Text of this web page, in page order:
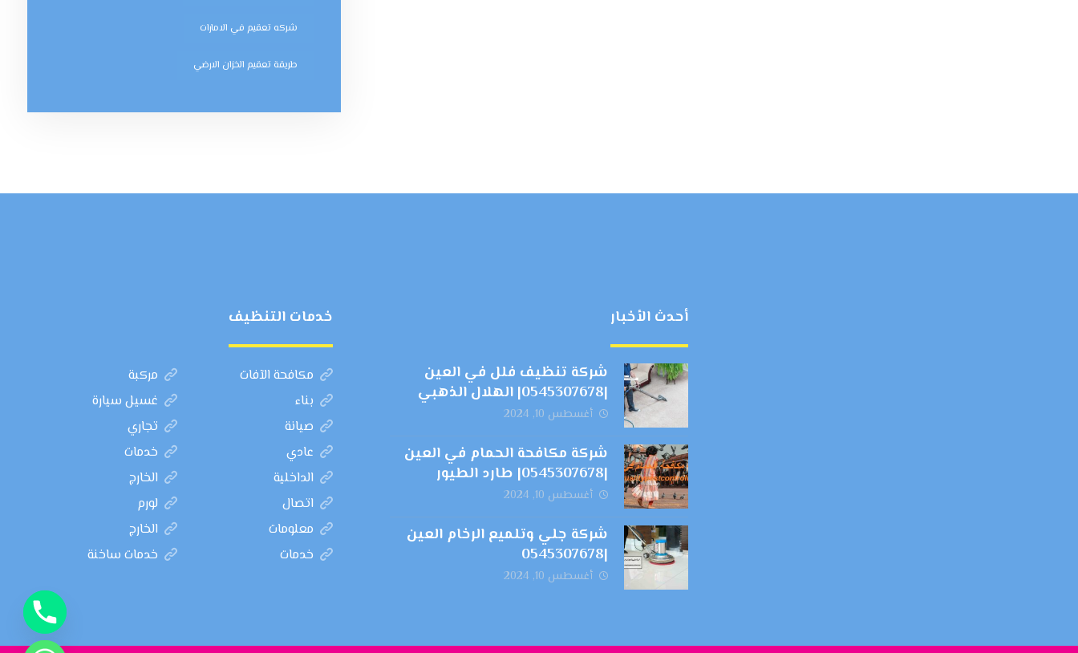
شركه تعقيم في الامارات
طريقة تعقيم الخزان الارضي
أحدث الأخبار
شركة تنظيف فلل في العين
|0545307678| الهلال الذهبي
أغسطس 10, 2024
شركة مكافحة الحمام في العين
|0545307678| طارد الطيور
أغسطس 10, 2024
شركة جلي وتلميع الرخام العين
|0545307678
أغسطس 10, 2024
خدمات التنظيف
مكافحة الآفات
مركبة
بناء
غسيل سيارة
صيانة
تجاري
عادي
خدمات
الداخلية
الخارج
اتصال
لورم
معلومات
الخارج
خدمات
خدمات ساخنة